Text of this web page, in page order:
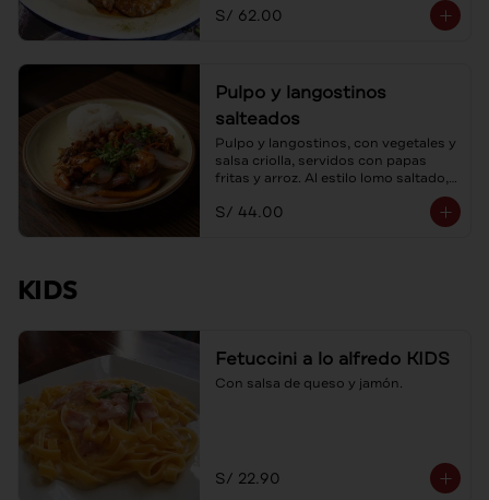
S/ 62.00
Pulpo y langostinos
salteados
Pulpo y langostinos, con vegetales y
salsa criolla, servidos con papas
fritas y arroz. Al estilo lomo saltado,
S/ 44.00
KIDS
Fetuccini a lo alfredo KIDS
Con salsa de queso y jamón.
S/ 22.90